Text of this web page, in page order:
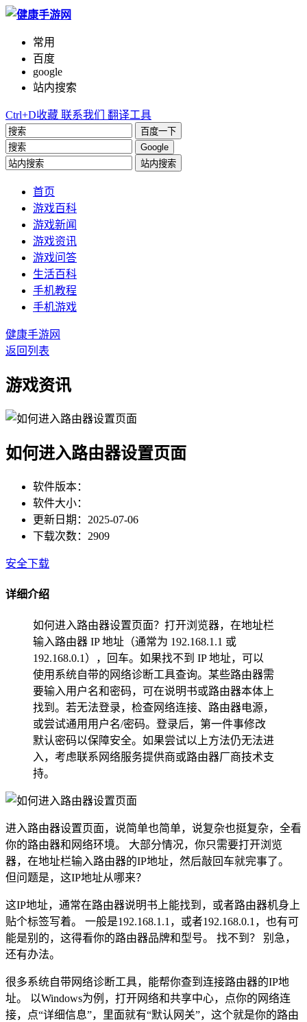
常用
百度
google
站内搜索
Ctrl+D收藏 联系我们 翻译工具
百度一下
Google
站内搜索
首页
游戏百科
游戏新闻
游戏资讯
游戏问答
生活百科
手机教程
手机游戏
健康手游网
返回列表
游戏资讯
如何进入路由器设置页面
软件版本：
软件大小：
更新日期：2025-07-06
下载次数：2909
安全下载
详细介绍
如何进入路由器设置页面？打开浏览器，在地址栏
输入路由器 IP 地址（通常为 192.168.1.1 或
192.168.0.1），回车。如果找不到 IP 地址，可以
使用系统自带的网络诊断工具查询。某些路由器需
要输入用户名和密码，可在说明书或路由器本体上
找到。若无法登录，检查网络连接、路由器电源，
或尝试通用用户名/密码。登录后，第一件事修改
默认密码以保障安全。如果尝试以上方法仍无法进
入，考虑联系网络服务提供商或路由器厂商技术支
持。
进入路由器设置页面，说简单也简单，说复杂也挺复杂，全看
你的路由器和网络环境。 大部分情况，你只需要打开浏览
器，在地址栏输入路由器的IP地址，然后敲回车就完事了。
但问题是，这IP地址从哪来？
这IP地址，通常在路由器说明书上能找到，或者路由器机身上
贴个标签写着。 一般是192.168.1.1，或者192.168.0.1，也有可
能是别的，这得看你的路由器品牌和型号。 找不到？ 别急，
还有办法。
很多系统自带网络诊断工具，能帮你查到连接路由器的IP地
址。 以Windows为例，打开网络和共享中心，点你的网络连
接，点“详细信息”，里面就有“默认网关”，这个就是你的路由